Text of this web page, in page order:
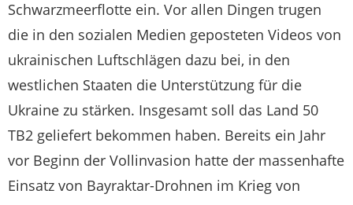
Schwarzmeerflotte ein. Vor allen Dingen trugen
die in den sozialen Medien geposteten Videos von
ukrainischen Luftschlägen dazu bei, in den
westlichen Staaten die Unterstützung für die
Ukraine zu stärken. Insgesamt soll das Land 50
TB2 geliefert bekommen haben. Bereits ein Jahr
vor Beginn der Vollinvasion hatte der massenhafte
Einsatz von Bayraktar-Drohnen im Krieg von